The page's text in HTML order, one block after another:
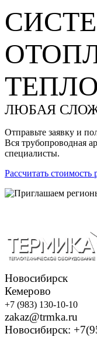
ЛЮБАЯ
Отправьте заявку и
Вся трубопроводная
специалисты.
Рассчитать стоимость
Новосибирск
Кемерово
+7 (983) 130-10-10
zakaz@trmka.ru
Новосибирск: